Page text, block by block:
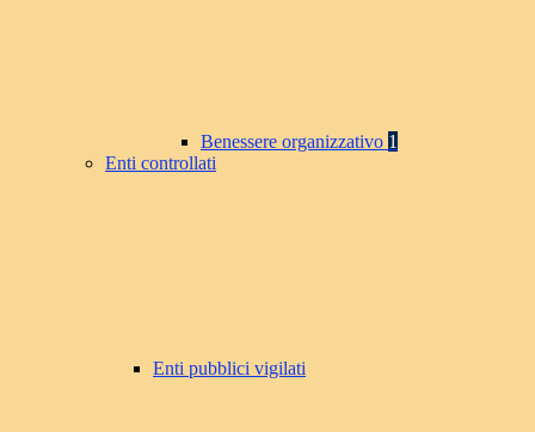
Benessere organizzativo 1
Enti controllati
Enti pubblici vigilati